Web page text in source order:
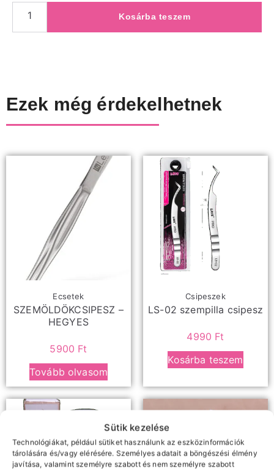
Sütik kezelése
Technológiákat, például sütiket használunk az eszközinformációk
tárolására és/vagy elérésére. Személyes adatait a böngészési élmény
javítása, valamint személyre szabott és nem személyre szabott
Kosárba teszem
Ezek még érdekelhetnek
Ecsetek
SZEMÖLDÖKCSIPESZ –
HEGYES
5900 Ft
Tovább olvasom
Csipeszek
LS-02 szempilla csipesz
4990 Ft
Kosárba teszem